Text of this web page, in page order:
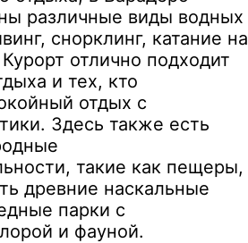
различные виды водных
снорклинг, катание на
отлично подходит
и тех, кто
отдых с
Здесь также есть
такие как пещеры,
древние наскальные
парки с
и фауной.